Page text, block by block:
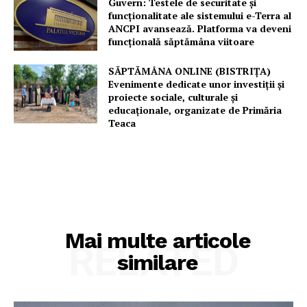
funcționalitate ale sistemului e-Terra al
ANCPI avansează. Platforma va deveni
funcțională săptămâna viitoare
SĂPTĂMÂNA ONLINE (BISTRIȚA)
Evenimente dedicate unor investiții și
proiecte sociale, culturale și
educaționale, organizate de Primăria
Teaca
Mai multe articole
similare
RELATED